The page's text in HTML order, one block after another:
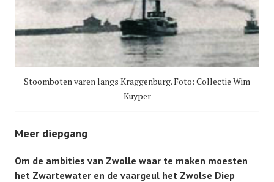
Stoomboten varen langs Kraggenburg. Foto: Collectie Wim
Kuyper
Meer diepgang
Om de ambities van Zwolle waar te maken moesten
het Zwartewater en de vaargeul het Zwolse Diep